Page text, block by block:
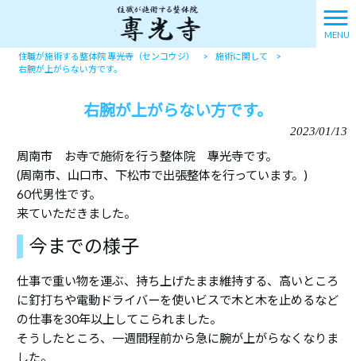
MENU
住職が施術する整体院 專光寺（センコウジ） > 施術に関して
>
右腕が上がらない方です。
右腕が上がらない方です。
2023/01/13
周南市 お寺で施術を行う整体院 專光寺です。
(周南市、山口市、下松市で出張整体を行っています。)
60代男性です。
来ていただきました。
今までの様子
仕事で重い物を運ぶ、持ち上げたまま維持する、高いところ
に釘打ちや電動ドライバーを使いビスで木と木を止めるなど
の仕事を30年以上してこられました。
そうしたところ、一週間程前から急に腕が上がらなくなりま
した。